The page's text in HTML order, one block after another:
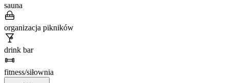
sauna
organizacja pikników
drink bar
fitness/siłownia